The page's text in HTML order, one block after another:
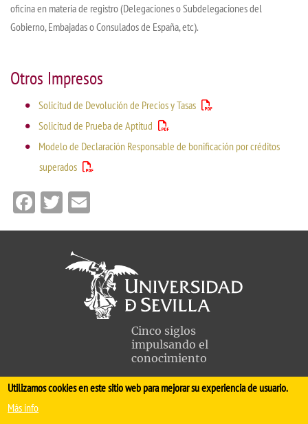
oficina en materia de registro (Delegaciones o Subdelegaciones del
Gobierno, Embajadas o Consulados de España, etc).
Otros Impresos
Solicitud de Devolución de Precios y Tasas
Solicitud de Prueba de Aptitud
Modelo de Declaración Responsable de bonificación por créditos
superados
Facebook
Twitter
Cinco siglos
impulsando el
conocimiento
FACULTAD DE MEDICINA
Utilizamos cookies en este sitio web para mejorar su experiencia de usuario.
Más info